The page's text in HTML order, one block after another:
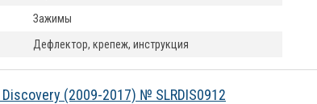
Зажимы
Дефлектор, крепеж, инструкция
(2009-2017) № SLRDIS0912